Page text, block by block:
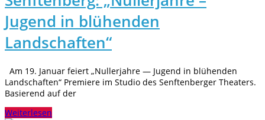
Jugend in blühenden
Landschaften“
Am 19. Januar feiert „Nullerjahre — Jugend in blühenden
Landschaften“ Premiere im Studio des Senftenberger Theaters.
Basierend auf der
Weiterlesen